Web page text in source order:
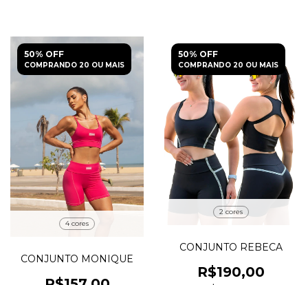
50% OFF
COMPRANDO 20 OU MAIS
4 cores
CONJUNTO MONIQUE
50% OFF
COMPRANDO 20 OU MAIS
2 cores
CONJUNTO REBECA
R$190,00